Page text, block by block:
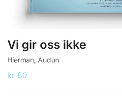
Vi gir oss ikke
Hierman, Audun
kr 80